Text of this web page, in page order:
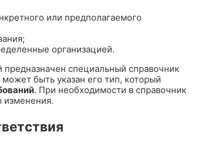
или предполагаемого
организацией.
специальный справочник
быть указан его тип, который
. При необходимости в справочник
изменения.